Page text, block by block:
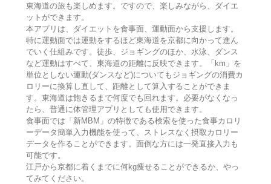
東海道の旅も楽しめます。ですので、楽しみながら、ダイエ
ットができます。
本アプリは、ダイエットを食事面、運動面から支援します。
特に運動面では運動をするほど東海道を京都に向かって進ん
でいく仕組みです。徒歩、ジョギングのほか、水泳、ダンス
など運動はすべて、東海道の距離に反映できます。「km」を
単位としない運動(ダンスなど)についてもジョギングの消費カ
ロリーに換算し直して、距離として算入することができま
す。東海道は飽きるまで何度でも回れます。必要がなくなっ
たら、普通に体管理アプリとしても使用できます。
食事面では「新MBM」の特徴である検索を使った食事カロリ
ーデータ簡単入力機能を使って、ストレスなく摂取カロリー
データを作ることができます。面倒な方には一発直接入力も
可能です。
江戸から京都に着くまでに何kg痩せることができるか、やっ
てみてください。